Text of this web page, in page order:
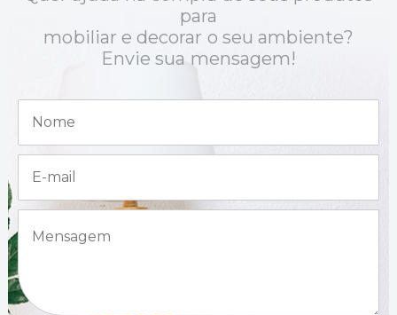
para
mobiliar e decorar o seu ambiente?
Envie sua mensagem!
m
e
m
a
i
l
*
e
n
s
a
g